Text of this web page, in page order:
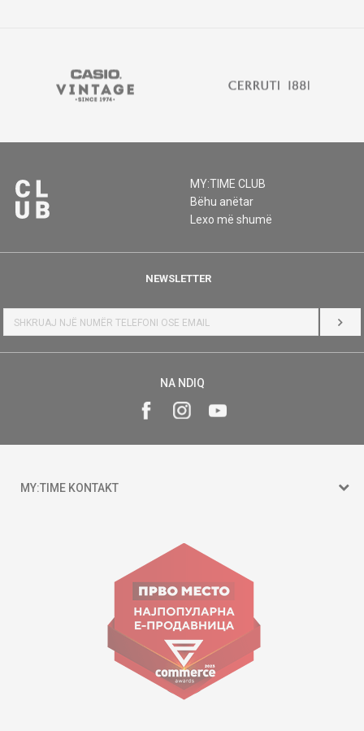
MY:TIME CLUB
Bëhu anëtar
Lexo më shumë
NEWSLETTER
HYR
NA NDIQ
MY:TIME KONTAKT
Goce Nikolovski 74 Shkup
contact@mytime.mk
Orari i punës:
09:00 - 17:00